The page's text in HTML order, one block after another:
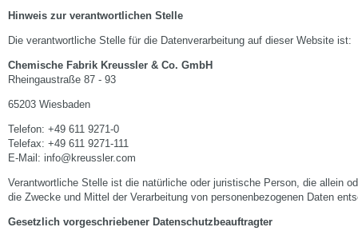
Hinweis zur verantwortlichen Stelle
Die verantwortliche Stelle für die Datenverarbeitung auf dieser Website ist:
Chemische Fabrik Kreussler & Co. GmbH
Rheingaustraße 87 - 93
65203 Wiesbaden
Telefon: +49 611 9271-0
Telefax: +49 611 9271-111
E-Mail: info@kreussler.com
Verantwortliche Stelle ist die natürliche oder juristische Person, die allein
die Zwecke und Mittel der Verarbeitung von personenbezogenen Daten
Gesetzlich vorgeschriebener Datenschutzbeauftragter